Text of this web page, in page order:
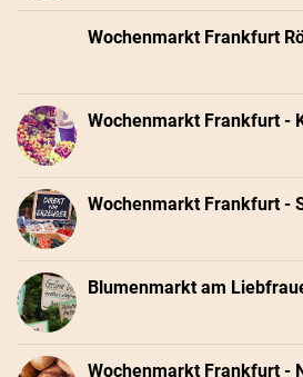
Wochenmarkt Frankfurt
Wochenmarkt Frankfurt -
Wochenmarkt Frankfurt -
Blumenmarkt am
Wochenmarkt Frankfurt -